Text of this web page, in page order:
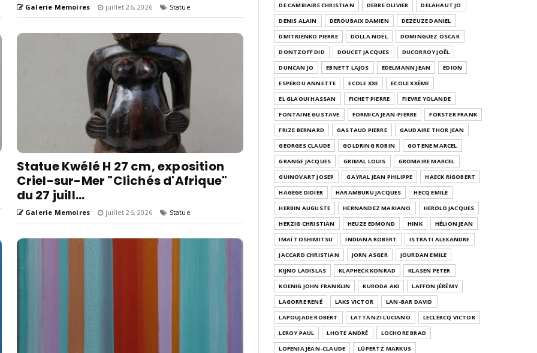
Galerie Memoires juillet 26, 2026 Statue
Statue Kwélé H 27 cm, exposition
Criel-sur-Mer "Clichés d'Afrique"
du 27 juill...
Galerie Memoires juillet 26, 2026 Statue
DE CAMBIAIRE CHRISTIAN
DEBRE OLIVIER
DELAHAUT JO
DENIS ALAIN
DEROUBAIX DAMIEN
DEZEUZE DANIEL
DMITRIENKO PIERRE
DOLLA NOËL
DOMINGUEZ OSCAR
DONTZOFF DID
DOUCET JACQUES
DUCORROY JOËL
DUNCAN JO
EBNETT LAJOS EDELMANN JEAN
EDION
ESPEROU ANNETTE
ECOLE XXE
ECOLE XXÈME
EL GLAOUI HASSAN
FICHET PIERRE
FIEVRE YOLANDE
FONTAINE GUSTAVE
FORMICA JEAN-PIERRE
FORSTER FRANK
FRIZE BERNARD
GASTAUD PIERRE
GAUDAIRE THOR JEAN
GEORGES CLAUDE
GOLDRING ROBIN
GOTENE MARCEL
GRANGE JACQUES
GRIMAL LOUIS
GROMAIRE MARCEL
GUINOVART JOSEP
GAYRAL JEAN PHILIPPE
HAECK RIGOBERT
HAGEGE DIDIER
HARAMBURU JACQUES
HECQ EMILE
HERBIN AUGUSTE
HERNANDEZ MARIANO
HEROLD JACQUES
HERZIG CHRISTIAN
HEUZE EDMOND HINK
HÉLION JEAN
IMAÏ TOSHIMITSU
INDIANA ROBERT
ISTRATI ALEXANDRE
JACCARD CHRISTIAN
JORN ASGER
JOURDAN EMILE
KIJNO LADISLAS
KLAPHECK KONRAD
KLASEN PETER
KOENIG JOHN FRANKLIN
KURODA AKI
LAFFON JÉRÉMY
LAGORRE RENÉ
LAKS VICTOR
LAN-BAR DAVID
LAPOUJADE ROBERT
LATTANZI LUCIANO
LECLERCQ VICTOR
LEROY PAUL
LHOTE ANDRÉ
LOCHORE BRAD
LOFENIA JEAN-CLAUDE
LÜPERTZ MARKUS